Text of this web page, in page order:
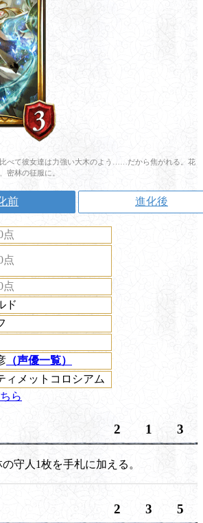
べて彼女達は力強い大木のよう……だから焦がれる。花
密林の征服に。
前 進化後
点
点
点
ド
（声優一覧）
ィメットコロシアム
ら
2 1 3
の守人1枚を手札に加える。
2 3 5